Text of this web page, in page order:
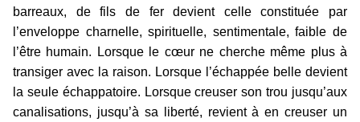
barreaux, de fils de fer devient celle constituée par
l’enveloppe charnelle, spirituelle, sentimentale, faible de
l’être humain. Lorsque le cœur ne cherche même plus à
transiger avec la raison. Lorsque l’échappée belle devient
la seule échappatoire. Lorsque creuser son trou jusqu’aux
canalisations, jusqu’à sa liberté, revient à en creuser un